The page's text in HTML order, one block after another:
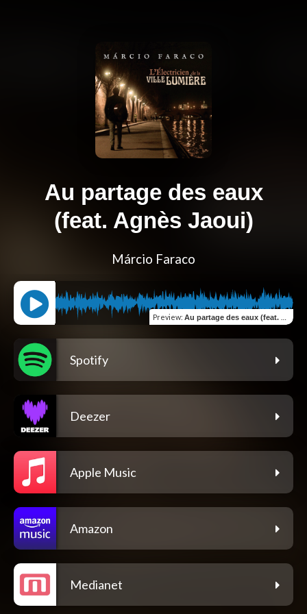
Au partage des eaux
(feat. Agnès Jaoui)
Márcio Faraco
Preview: Au partage des eaux (feat. Agnès Jaoui)
Spotify
Deezer
Apple Music
Amazon
Medianet